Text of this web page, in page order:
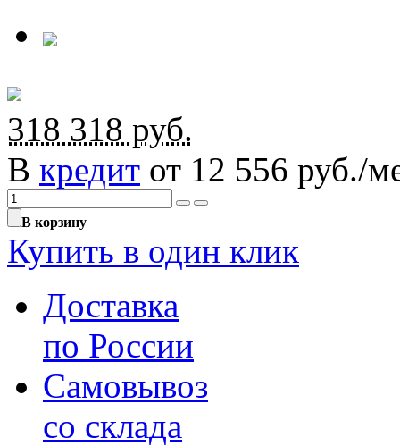
318 318 руб.
В кредит от 12 556 руб./
В корзину
Купить в один клик
Доставка
по России
Самовывоз
со склада